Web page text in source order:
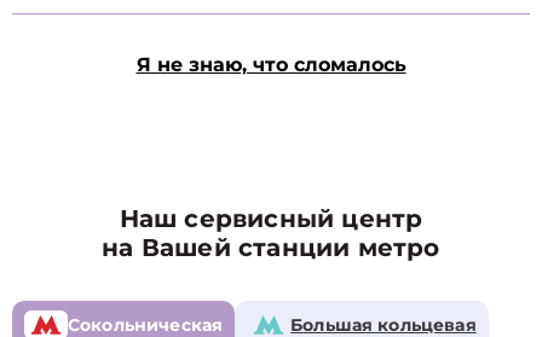
Я не знаю, что сломалось
Наш сервисный центр
на Вашей станции метро
Сокольническая Большая кольцевая